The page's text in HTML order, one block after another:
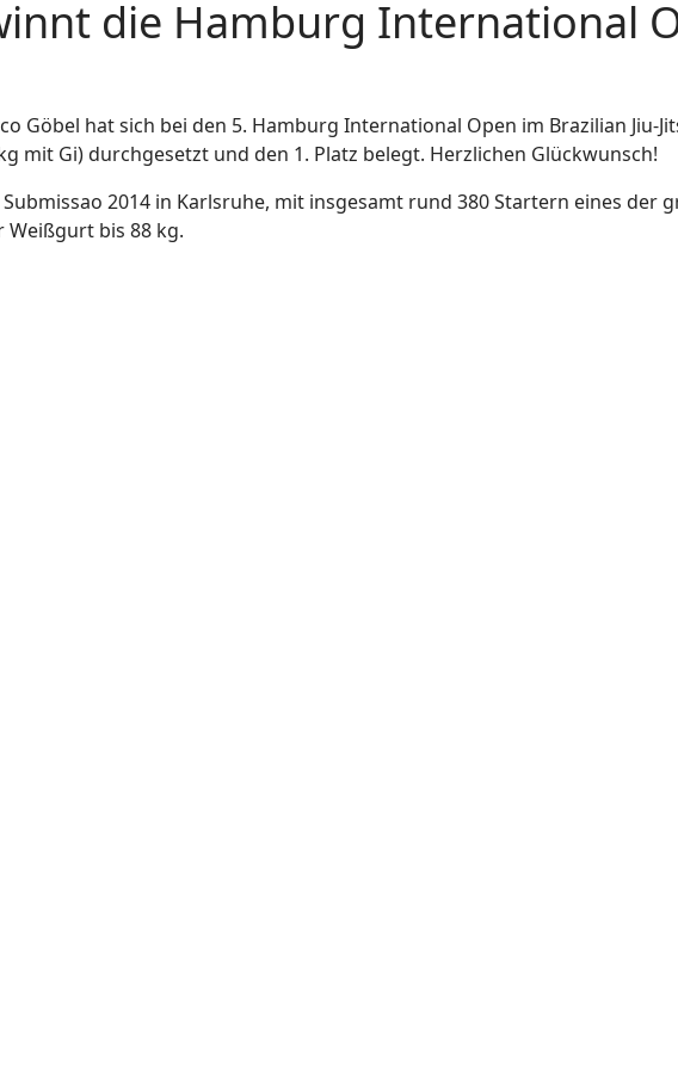
die Hamburg International
Göbel hat sich bei den 5. Hamburg International Open im Brazilian Jiu-
mit Gi) durchgesetzt und den 1. Platz belegt. Herzlichen Glückwunsch!
2014 in Karlsruhe, mit insgesamt rund 380 Startern eines
bis 88 kg.